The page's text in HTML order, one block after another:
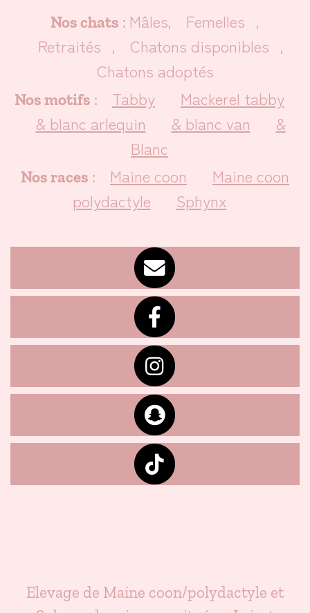
Nos chats : Mâles, Femelles ,
Retraités , Chatons disponibles ,
Chatons adoptés
Nos motifs : Tabby
Mackerel tabby
& blanc arlequin
& blanc van
&
Blanc
Nos races : Maine coon
Maine coon
polydactyle
Sphynx
Elevage de Maine coon/polydactyle et